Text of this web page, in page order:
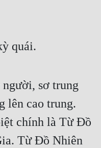
quái.
sơ trung
lên cao trung.
chính là Từ Đồ
Từ Đồ Nhiên